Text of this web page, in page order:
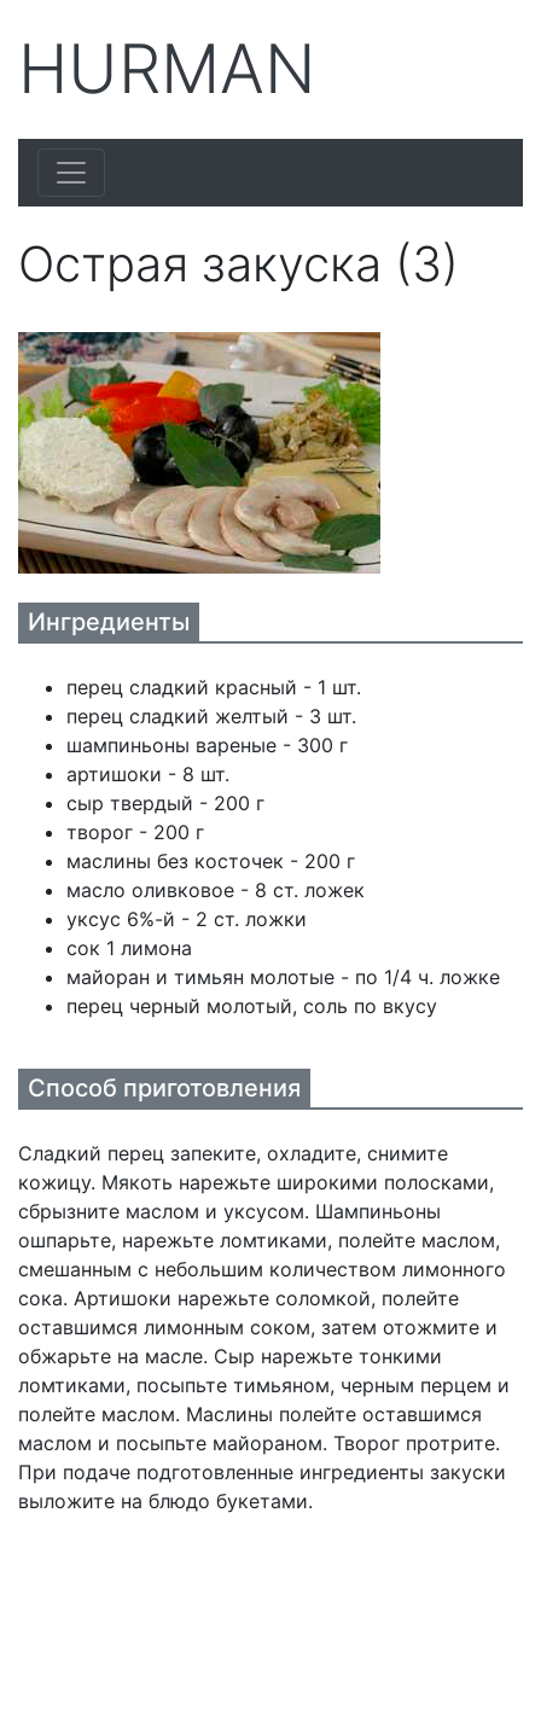
HURMAN
Острая закуска (3)
Ингредиенты
перец сладкий красный - 1 шт.
перец сладкий желтый - 3 шт.
шампиньоны вареные - 300 г
артишоки - 8 шт.
сыр твердый - 200 г
творог - 200 г
маслины без косточек - 200 г
масло оливковое - 8 ст. ложек
уксус 6%-й - 2 ст. ложки
сок 1 лимона
майоран и тимьян молотые - по 1/4 ч. ложке
перец черный молотый, соль по вкусу
Способ приготовления
Сладкий перец запеките, охладите, снимите
кожицу. Мякоть нарежьте широкими полосками,
сбрызните маслом и уксусом. Шампиньоны
ошпарьте, нарежьте ломтиками, полейте маслом,
смешанным с небольшим количеством лимонного
сока. Артишоки нарежьте соломкой, полейте
оставшимся лимонным соком, затем отожмите и
обжарьте на масле. Сыр нарежьте тонкими
ломтиками, посыпьте тимьяном, черным перцем и
полейте маслом. Маслины полейте оставшимся
маслом и посыпьте майораном. Творог протрите.
При подаче подготовленные ингредиенты закуски
выложите на блюдо букетами.